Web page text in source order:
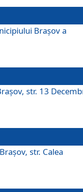
Brașov a
str. 13
str. Calea